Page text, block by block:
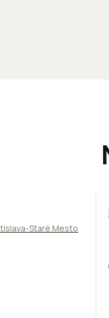
Staré Mesto